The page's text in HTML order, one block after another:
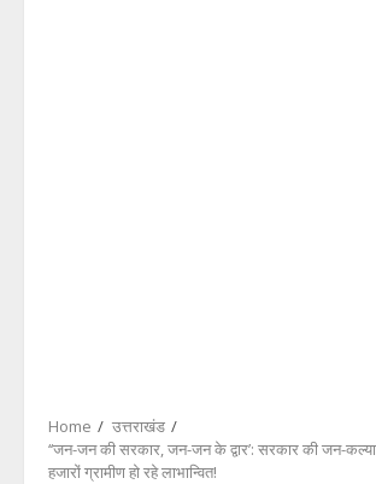
Home
उत्तराखंड
‘‘जन-जन की सरकार, जन-जन के द्वार’: सरकार की जन-
हजारों ग्रामीण हो रहे लाभान्वित!